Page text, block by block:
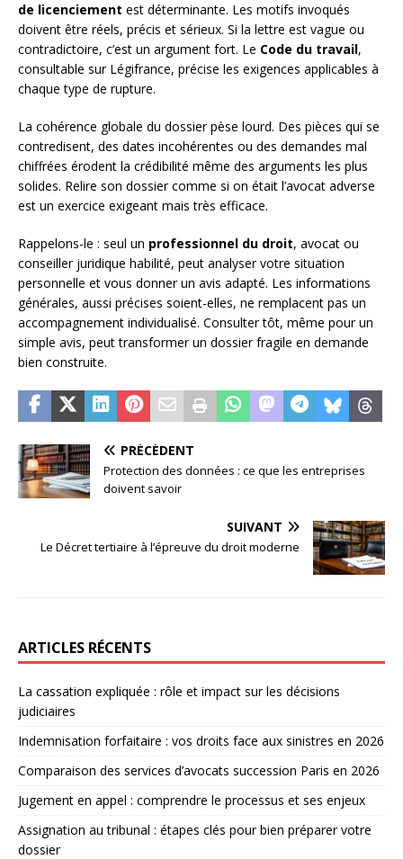
de licenciement est déterminante. Les motifs invoqués
doivent être réels, précis et sérieux. Si la lettre est vague ou
contradictoire, c’est un argument fort. Le Code du travail,
consultable sur Légifrance, précise les exigences applicables à
chaque type de rupture.
La cohérence globale du dossier pèse lourd. Des pièces qui se
contredisent, des dates incohérentes ou des demandes mal
chiffrées érodent la crédibilité même des arguments les plus
solides. Relire son dossier comme si on était l’avocat adverse
est un exercice exigeant mais très efficace.
Rappelons-le : seul un professionnel du droit, avocat ou
conseiller juridique habilité, peut analyser votre situation
personnelle et vous donner un avis adapté. Les informations
générales, aussi précises soient-elles, ne remplacent pas un
accompagnement individualisé. Consulter tôt, même pour un
simple avis, peut transformer un dossier fragile en demande
bien construite.
PRÉCÉDENT
Protection des données : ce que les entreprises
doivent savoir
SUIVANT
Le Décret tertiaire à l’épreuve du droit moderne
ARTICLES RÉCENTS
La cassation expliquée : rôle et impact sur les décisions
judiciaires
Indemnisation forfaitaire : vos droits face aux sinistres en 2026
Comparaison des services d’avocats succession Paris en 2026
Jugement en appel : comprendre le processus et ses enjeux
Assignation au tribunal : étapes clés pour bien préparer votre
dossier